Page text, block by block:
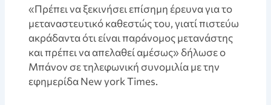
«Πρέπει να ξεκινήσει επίσημη έρευνα για το
μεταναστευτικό καθεστώς του, γιατί πιστεύω
ακράδαντα ότι είναι παράνομος μετανάστης
και πρέπει να απελαθεί αμέσως» δήλωσε ο
Μπάνον σε τηλεφωνική συνομιλία με την
εφημερίδα New york Times.